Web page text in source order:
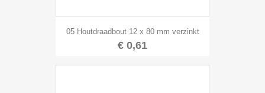
05 Houtdraadbout 12 x 80 mm verzinkt
€ 0,61